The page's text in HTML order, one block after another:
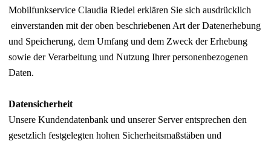
Mobilfunkservice Claudia Riedel erklären Sie sich ausdrücklich
einverstanden mit der oben beschriebenen Art der Datenerhebung
und Speicherung, dem Umfang und dem Zweck der Erhebung
sowie der Verarbeitung und Nutzung Ihrer personenbezogenen
Daten.
Datensicherheit
Unsere Kundendatenbank und unserer Server entsprechen den
gesetzlich festgelegten hohen Sicherheitsmaßstäben und